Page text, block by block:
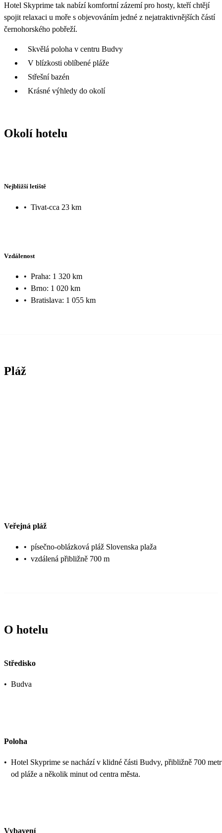
Hotel Skyprime tak nabízí komfortní zázemí pro hosty, kteří chtějí
spojit relaxaci u moře s objevováním jedné z nejatraktivnějších částí
černohorského pobřeží.
Skvělá poloha v centru Budvy
V blízkosti oblíbené pláže
Střešní bazén
Krásné výhledy do okolí
Okolí hotelu
Nejbližší letiště
• Tivat-cca 23 km
Vzdálenost
• Praha: 1 320 km
• Brno: 1 020 km
• Bratislava: 1 055 km
Pláž
Veřejná pláž
• písečno-oblázková pláž Slovenska plaža
• vzdálená přibližně 700 m
O hotelu
Středisko
• Budva
Poloha
• Hotel Skyprime se nachází v klidné části Budvy, přibližně 700
od pláže a několik minut od centra města.
Vybavení